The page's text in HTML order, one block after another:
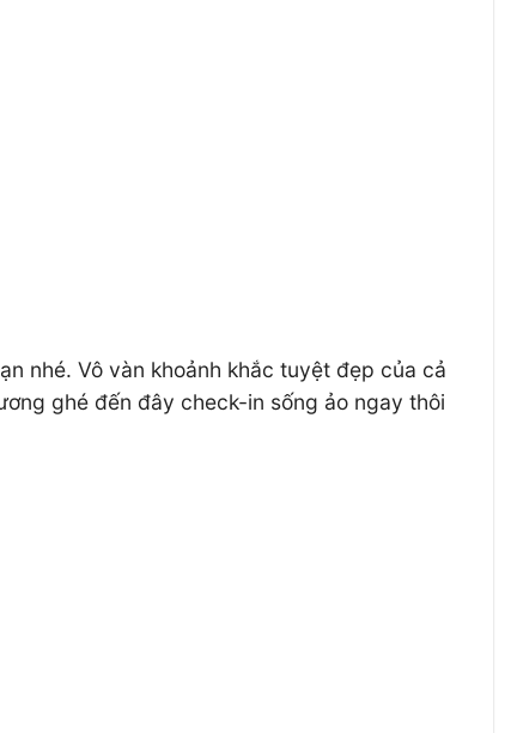
nhé. Vô vàn khoảnh khắc tuyệt đẹp của cả
ghé đến đây check-in sống ảo ngay thôi